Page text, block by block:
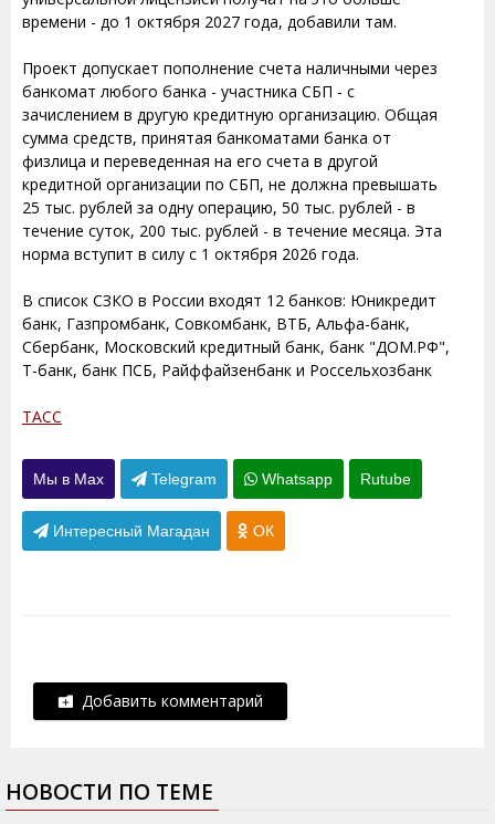
времени - до 1 октября 2027 года, добавили там.
Проект допускает пополнение счета наличными через
банкомат любого банка - участника СБП - с
зачислением в другую кредитную организацию. Общая
сумма средств, принятая банкоматами банка от
физлица и переведенная на его счета в другой
кредитной организации по СБП, не должна превышать
25 тыс. рублей за одну операцию, 50 тыс. рублей - в
течение суток, 200 тыс. рублей - в течение месяца. Эта
норма вступит в силу с 1 октября 2026 года.
В список СЗКО в России входят 12 банков: Юникредит
банк, Газпромбанк, Совкомбанк, ВТБ, Альфа-банк,
Сбербанк, Московский кредитный банк, банк "ДОМ.РФ",
Т-банк, банк ПСБ, Райффайзенбанк и Россельхозбанк
ТАСС
Мы в Max Telegram Whatsapp Rutube
Интересный Магадан ОК
Добавить комментарий
НОВОСТИ ПО ТЕМЕ